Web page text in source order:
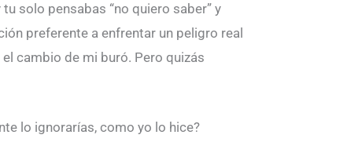
solo pensabas “no quiero saber” y
preferente a enfrentar un peligro real
cambio de mi buró. Pero quizás
lo ignorarías, como yo lo hice?